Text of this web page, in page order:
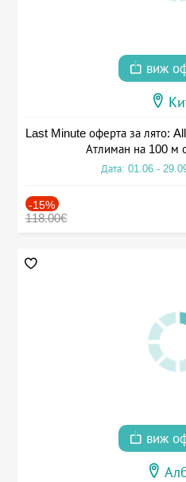
виж
Last Minute оферта за лято:
Атлиман на 100 м
Дата: 01.06 -
-15%
118.00€
виж